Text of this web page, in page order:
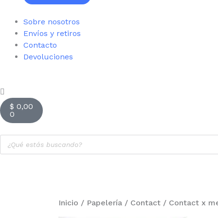
Sobre nosotros
Envíos y retiros
Contacto
Devoluciones
$ 0,00
0
Products
search
Inicio / Papelería / Contact / Contact x